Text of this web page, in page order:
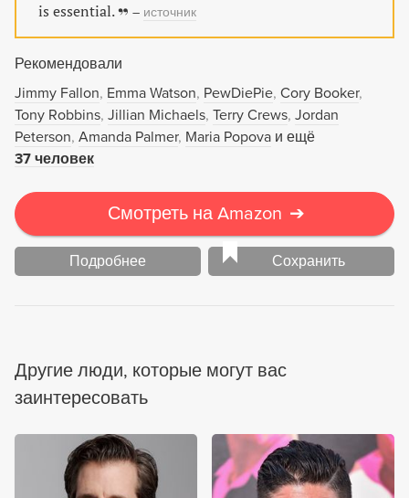
is essential.
– источник
Рекомендовали
Jimmy Fallon Emma Watson PewDiePie Cory Booker
Tony Robbins Jillian Michaels Terry Crews Jordan
Peterson Amanda Palmer Maria Popova и ещё
37 человек
Смотреть на Amazon ➔
Подробнее Сохранить
Другие люди, которые могут вас
заинтересовать